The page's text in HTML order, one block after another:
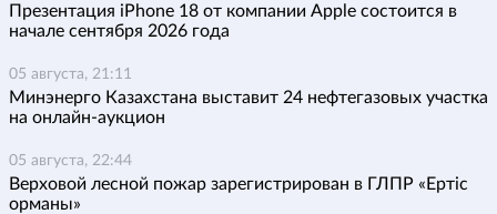
Презентация iPhone 18 от компании Apple состоится в
начале сентября 2026 года
05 августа, 21:11
Минэнерго Казахстана выставит 24 нефтегазовых участка
на онлайн-аукцион
05 августа, 22:44
Верховой лесной пожар зарегистрирован в ГЛПР «Ертіс
орманы»